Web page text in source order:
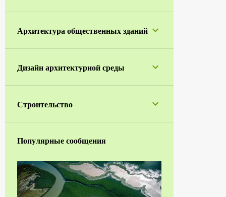
июля
мая
апреля 7
марта 3
Архитектура общественных зданий
Дизайн архитектурной среды
Строительство
Популярные сообщения